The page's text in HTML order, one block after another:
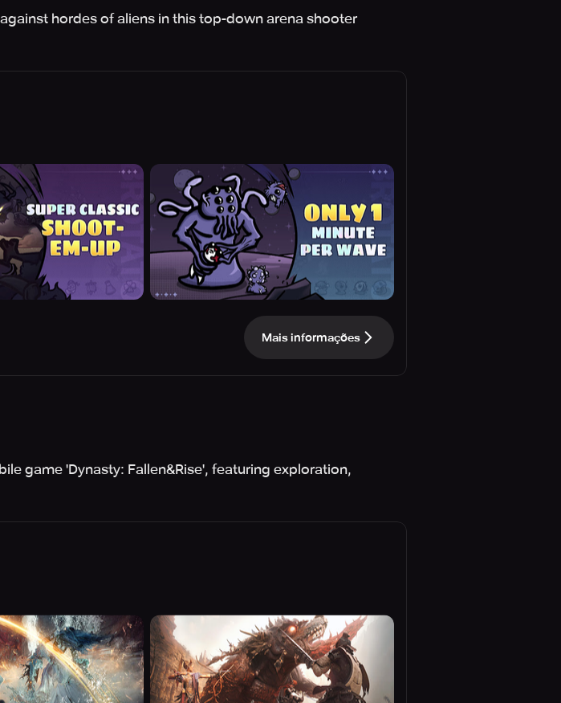
hordes of aliens in this top-down arena shooter
Mais informações
game 'Dynasty: Fallen&Rise', featuring exploration,